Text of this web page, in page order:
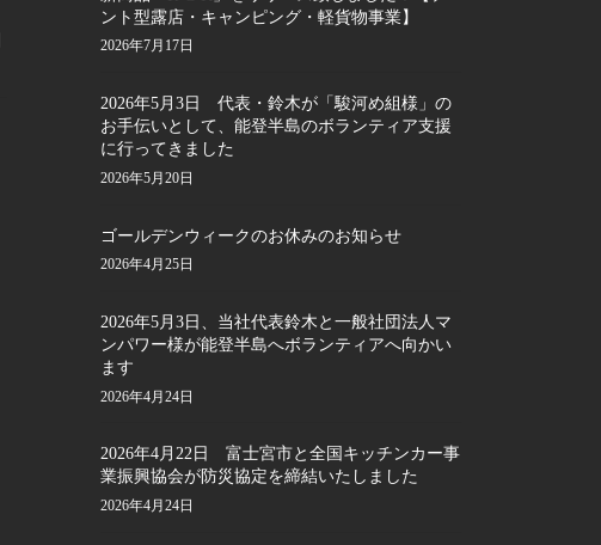
ント型露店・キャンピング・軽貨物事業】
2026年7月17日
2026年5月3日 代表・鈴木が「駿河め組様」の
お手伝いとして、能登半島のボランティア支援
に行ってきました
2026年5月20日
ゴールデンウィークのお休みのお知らせ
2026年4月25日
2026年5月3日、当社代表鈴木と一般社団法人マ
ンパワー様が能登半島へボランティアへ向かい
ます
2026年4月24日
2026年4月22日 富士宮市と全国キッチンカー事
業振興協会が防災協定を締結いたしました
2026年4月24日